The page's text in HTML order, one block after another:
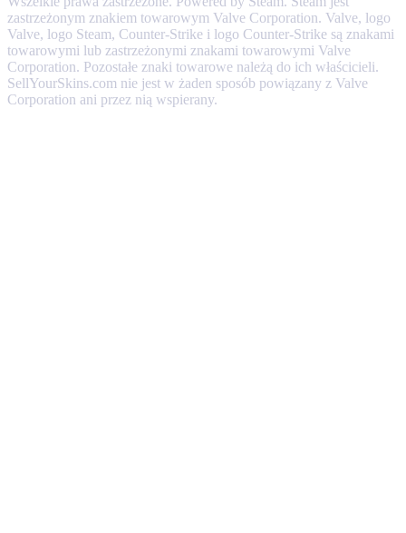
zastrzeżonym znakiem towarowym Valve Corporation. Valve, logo
Valve, logo Steam, Counter-Strike i logo Counter-Strike są znakami
towarowymi lub zastrzeżonymi znakami towarowymi Valve
Corporation. Pozostałe znaki towarowe należą do ich właścicieli.
SellYourSkins.com nie jest w żaden sposób powiązany z Valve
Corporation ani przez nią wspierany.